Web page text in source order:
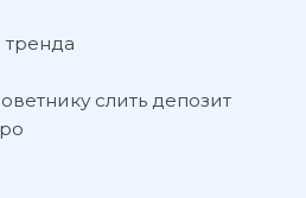
тренда
слить депозит